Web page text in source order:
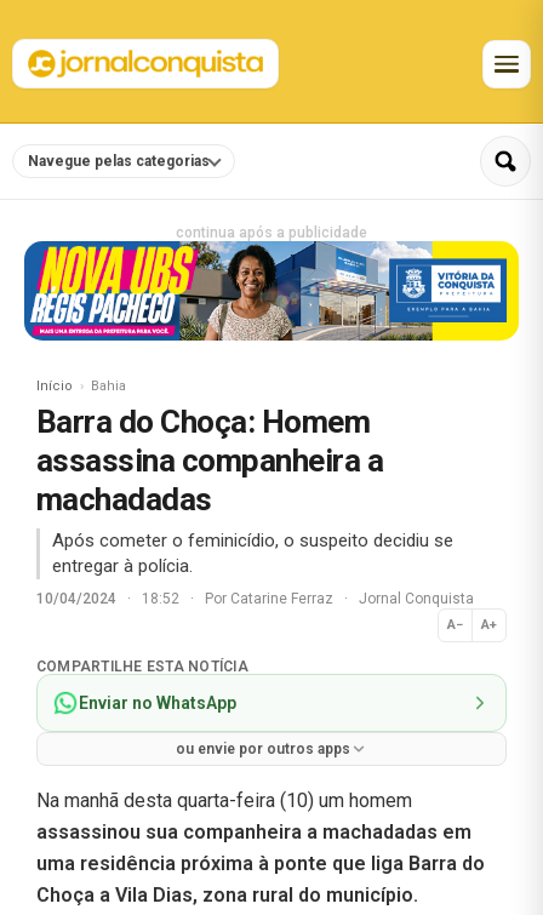
Navegue pelas categorias
continua após a publicidade
Início Bahia
Barra do Choça: Homem
assassina companheira a
machadadas
Após cometer o feminicídio, o suspeito decidiu se
entregar à polícia.
10/04/2024 · 18:52 · Por Catarine Ferraz · Jornal Conquista
A− A+
Normal
COMPARTILHE ESTA NOTÍCIA
Enviar no WhatsApp
ou envie por outros apps
Na manhã desta quarta-feira (10) um homem
assassinou sua companheira a machadadas em
uma residência próxima à ponte que liga Barra do
Choça a Vila Dias, zona rural do município.